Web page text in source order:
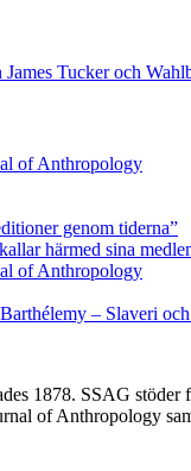
Tucker och
of Anthropology
genom tiderna”
härmed sina
of Anthropology
– Slaveri
1878. SSAG
of Anthropology